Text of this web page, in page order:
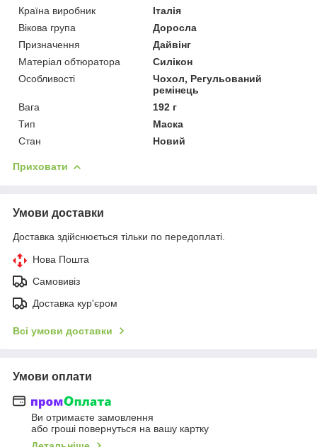
Країна виробник
Італія
Вікова група
Доросла
Призначення
Дайвінг
Матеріал обтюратора
Силікон
Особливості
Чохол, Регульований
ремінець
Вага
192 г
Тип
Маска
Стан
Новий
Приховати
Умови доставки
Доставка здійснюється тільки по передоплаті.
Нова Пошта
Самовивіз
Доставка кур'єром
Всі умови доставки
Умови оплати
Ви отримаєте замовлення
або гроші повернуться на вашу картку